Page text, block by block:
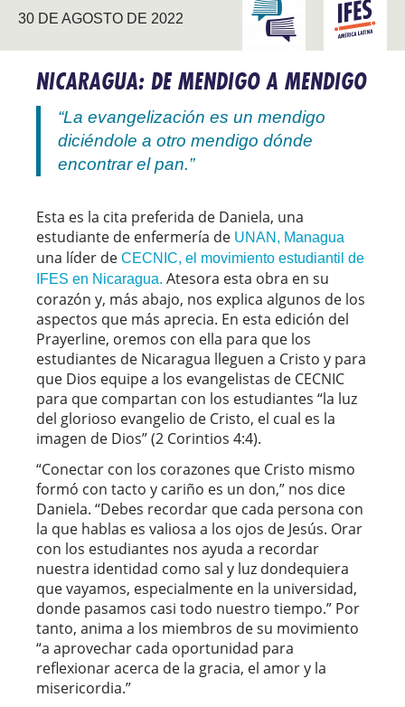
30 DE AGOSTO DE 2022
CONECTAR CON LA
UNIVERSIDAD
AMÉRICA
LATINA
NICARAGUA: DE MENDIGO A MENDIGO
“La evangelización es un mendigo
diciéndole a otro mendigo dónde
encontrar el pan.”
Esta es la cita preferida de Daniela, una
estudiante de enfermería de UNAN, Managua
una líder de CECNIC, el movimiento estudiantil de
IFES en Nicaragua. Atesora esta obra en su
corazón y, más abajo, nos explica algunos de los
aspectos que más aprecia. En esta edición del
Prayerline, oremos con ella para que los
estudiantes de Nicaragua lleguen a Cristo y para
que Dios equipe a los evangelistas de CECNIC
para que compartan con los estudiantes “la luz
del glorioso evangelio de Cristo, el cual es la
imagen de Dios” (2 Corintios 4:4).
“Conectar con los corazones que Cristo mismo
formó con tacto y cariño es un don,” nos dice
Daniela. “Debes recordar que cada persona con
la que hablas es valiosa a los ojos de Jesús. Orar
con los estudiantes nos ayuda a recordar
nuestra identidad como sal y luz dondequiera
que vayamos, especialmente en la universidad,
donde pasamos casi todo nuestro tiempo.” Por
tanto, anima a los miembros de su movimiento
“a aprovechar cada oportunidad para
reflexionar acerca de la gracia, el amor y la
misericordia.”